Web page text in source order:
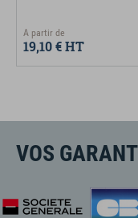
A partir de
19,10 €HT
VOS